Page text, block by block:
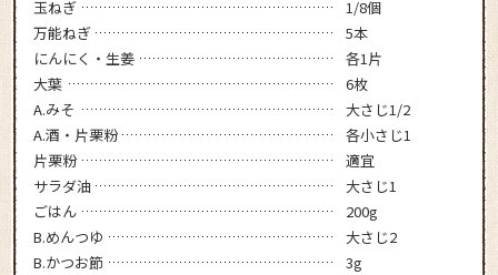
玉ねぎ
1/8個
万能ねぎ
5本
にんにく・生姜
各1片
大葉
6枚
A.みそ
大さじ1/2
A.酒・片栗粉
各小さじ1
片栗粉
適宜
サラダ油
大さじ1
ごはん
200g
B.めんつゆ
大さじ2
B.かつお節
3g